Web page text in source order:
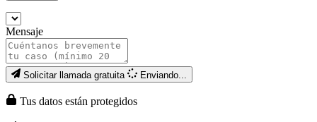
Mensaje
Solicitar llamada gratuita Enviando...
Tus datos están protegidos